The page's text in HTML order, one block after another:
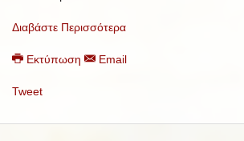
Διαβάστε Περισσότερα
Εκτύπωση Email
Tweet